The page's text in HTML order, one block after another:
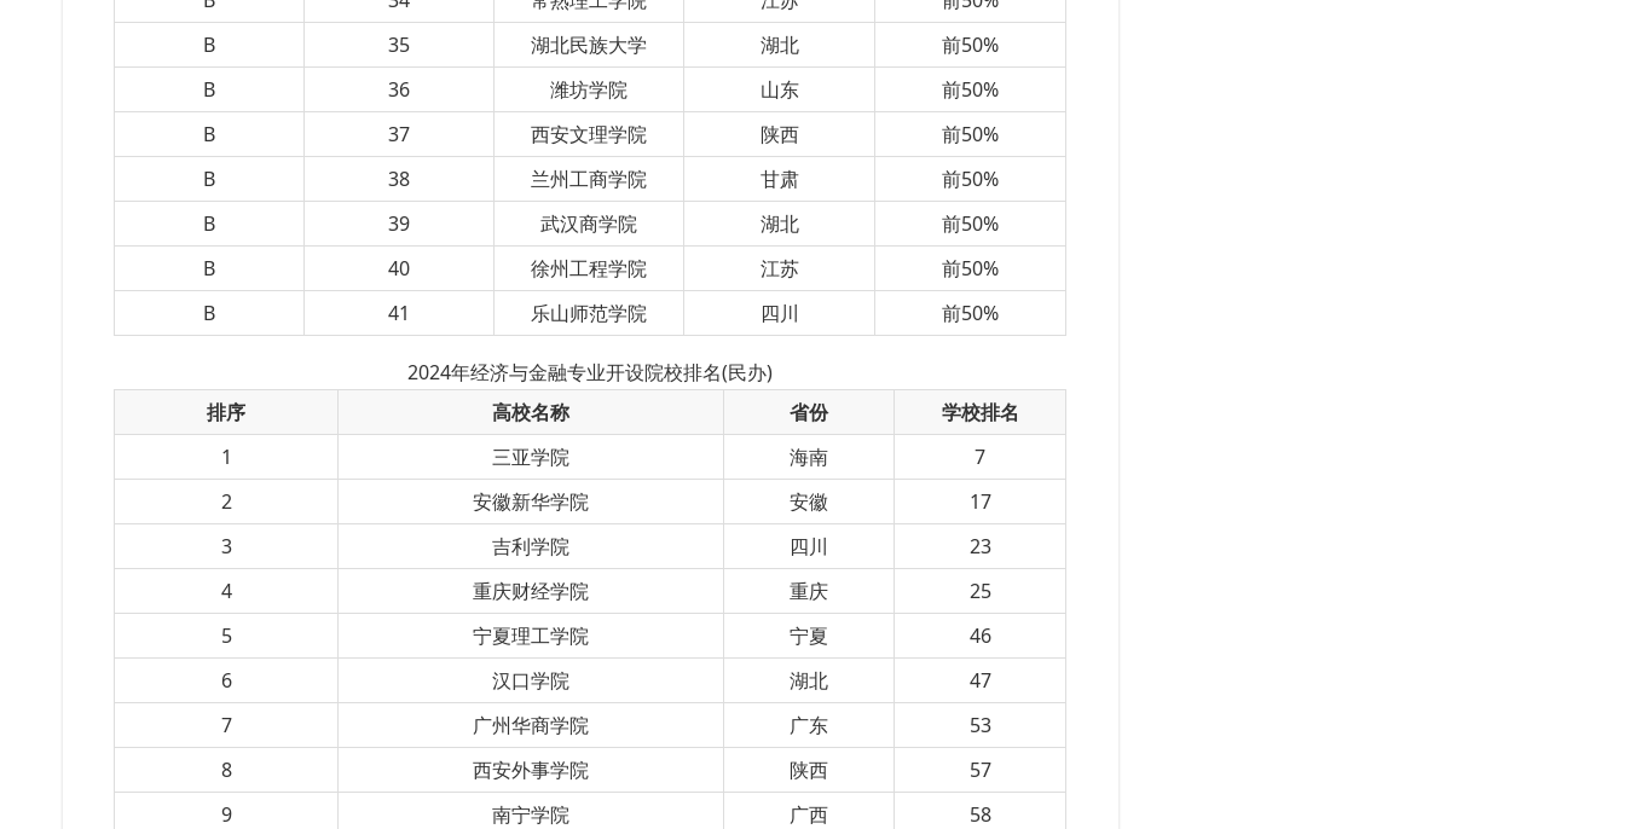
B
35 湖北民族大学 湖北
前50%
B
36 潍坊学院 山东
前50%
B
37 西安文理学院 陕西
前50%
B
38 兰州工商学院 甘肃
前50%
B
39 武汉商学院 湖北
前50%
B
40 徐州工程学院 江苏
前50%
B
41 乐山师范学院 四川 前50%
2024年经济与金融专业开设院校排名(民办)
排序
高校名称 省份
学校排名
1
三亚学院 海南
7
2
安徽新华学院 安徽
17
3
吉利学院 四川
23
4
重庆财经学院 重庆
25
5
宁夏理工学院 宁夏
46
6
汉口学院 湖北
47
7
广州华商学院 广东
53
8
西安外事学院 陕西
57
9
南宁学院 广西
58